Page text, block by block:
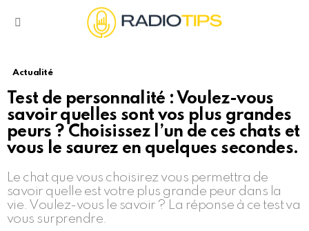
Actualité
Test de personnalité : Voulez-vous
savoir quelles sont vos plus grandes
peurs ? Choisissez l’un de ces chats et
vous le saurez en quelques secondes.
Le chat que vous choisirez vous permettra de
savoir quelle est votre plus grande peur dans la
vie. Voulez-vous le savoir ? La réponse à ce test va
vous surprendre.